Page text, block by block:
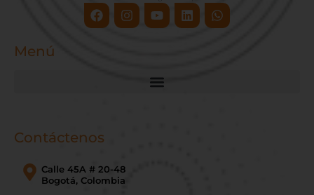
FacebookInstagram
YoutubeLinkedinWhatsapp
Menú
Contáctenos
Calle 45A # 20-48
Bogotá, Colombia